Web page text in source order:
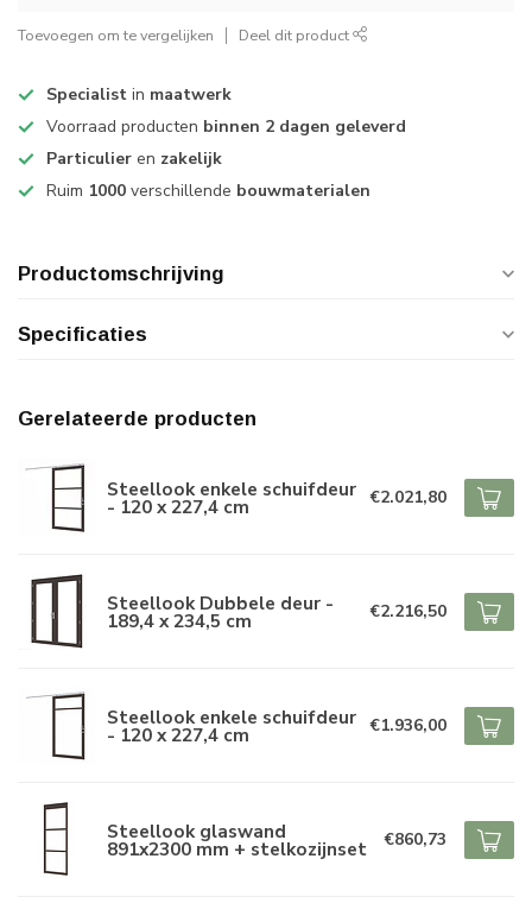
Toevoegen om te vergelijken Deel dit product
Specialist in maatwerk
Voorraad producten binnen 2 dagen geleverd
Particulier en zakelijk
Ruim 1000 verschillende bouwmaterialen
Productomschrijving
Specificaties
Gerelateerde producten
Steellook enkele schuifdeur
- 120 x 227,4 cm €2.021,80
Steellook Dubbele deur -
189,4 x 234,5 cm €2.216,50
Steellook enkele schuifdeur
- 120 x 227,4 cm €1.936,00
Steellook glaswand
891x2300 mm + stelkozijnset €860,73